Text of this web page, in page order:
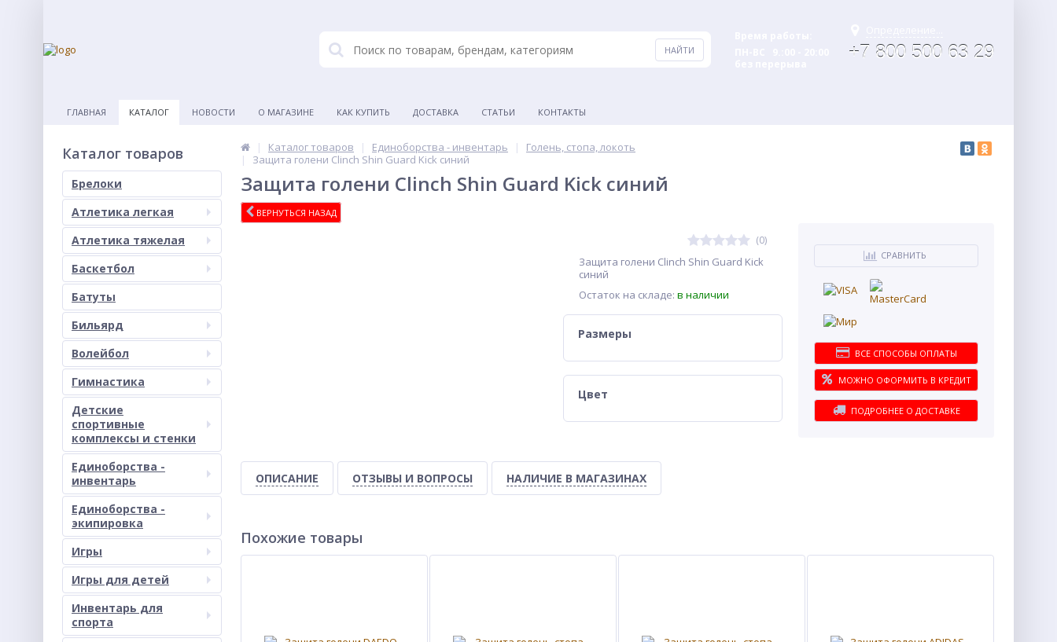
+7 800 500 63 29
ГЛАВНАЯ КАТАЛОГ НОВОСТИ О МАГАЗИНЕ КАК КУПИТЬ ДОСТАВКА СТАТЬИ КОНТАКТЫ
Каталог товаров
Брелоки
Атлетика легкая
Атлетика тяжелая
Баскетбол
Батуты
Бильярд
Волейбол
Гимнастика
Детские
спортивные
комплексы и стенки
Единоборства -
инвентарь
Единоборства -
экипировка
Игры
Игры для детей
Инвентарь для
спорта
Каталог товаров Единоборства - инвентарь
Голень, стопа, локоть
Защита голени Clinch Shin Guard Kick синий
Защита голени Clinch Shin Guard Kick синий
ВЕРНУТЬСЯ НАЗАД
(0)
Защита голени Clinch Shin Guard Kick
синий
Остаток на складе: в наличии
Размеры
Цвет
СРАВНИТЬ
ВСЕ СПОСОБЫ ОПЛАТЫ
МОЖНО ОФОРМИТЬ В КРЕДИТ
ПОДРОБНЕЕ О ДОСТАВКЕ
ОПИСАНИЕ ОТЗЫВЫ И ВОПРОСЫ НАЛИЧИЕ В МАГАЗИНАХ
Похожие товары